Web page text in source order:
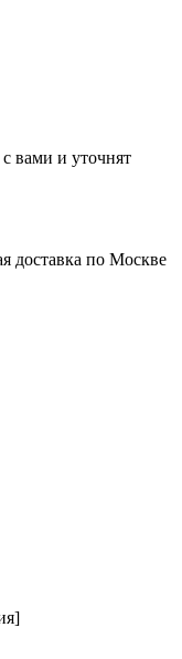
вами и уточнят
доставка по Москве